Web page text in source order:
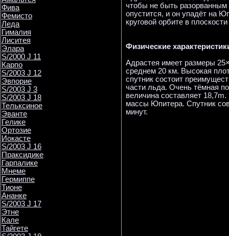
Фива
Фемисто
Леда
Гималия
Лиситея
Элара
S/2000 J 11
Карпо
S/2003 J 12
Эвпорие
S/2003 J 3
S/2003 J 18
Тельксиное
Эванте
Гелике
Ортозие
Иокасте
S/2003 J 16
Праксидике
Гарпалике
Мнеме
Гермиппе
Тионе
Ананке
S/2003 J 17
Этне
Кале
Тайгете
чтобы не быть разорванным
опустится, и он упадёт на
круговой орбите в
Физические
Адрастея имеет размеры
среднем 20 км. Высокая
спутник состоит
части льда. Очень тёмная
величина составляет
массы Юпитера. Спутник
минут.